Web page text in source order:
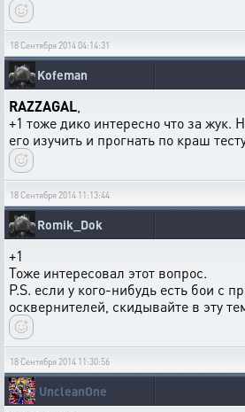
18 Сентября 2014 04:14:31
Kofeman
RAZZAGAL
+1 тоже дико интересно что за жук.
его изучить и прогнать по краш
18 Сентября 2014 11:13:44
Romik_Dok
+1
Тоже интересовал этот вопрос.
P.S. если у кого-нибудь есть бои с
осквернителей, скидывайте в эту
18 Сентября 2014 11:30:56
UncleanOne